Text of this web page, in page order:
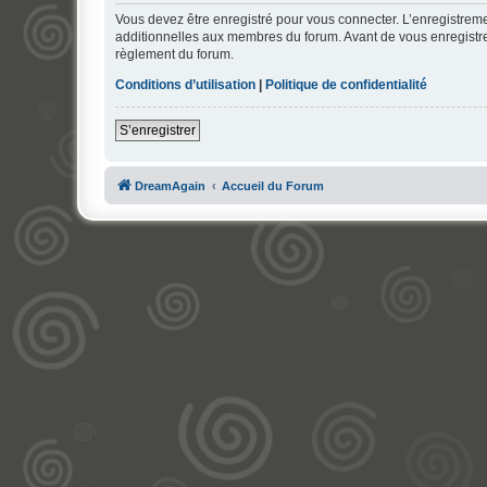
Vous devez être enregistré pour vous connecter.
additionnelles aux membres du forum. Avant de vous
règlement du forum.
Conditions d’utilisation | Politique de confidentialité
S’enregistrer
DreamAgain Accueil du Forum